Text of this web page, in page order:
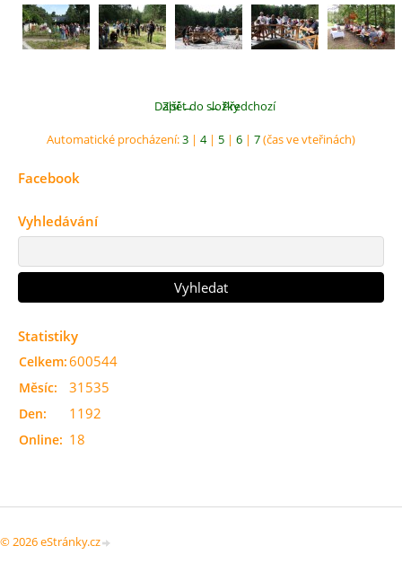
← Předchozí
Další →
Zpět do složky
Automatické procházení:3 | 4| 5 | 6 | 7(čas ve vteřinách)
Facebook
Vyhledávání
Statistiky
Online: 18
Celkem:600544
Měsíc: 31535
Den: 1192
© 2026 eStránky.cz